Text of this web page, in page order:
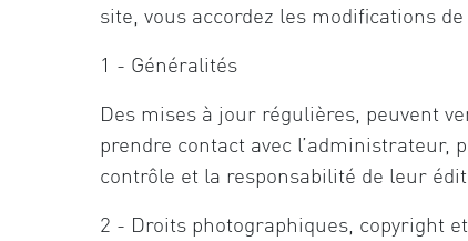
site, vous accordez les modifications
1 - Généralités
Des mises à jour régulières, peuvent
prendre contact avec
contrôle et la responsabilité de leur
2 - Droits photographiques, copyright